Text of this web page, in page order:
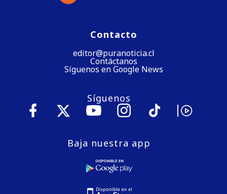
Contacto
editor@puranoticia.cl
Contáctanos
Síguenos en Google News
Síguenos
Baja nuestra app